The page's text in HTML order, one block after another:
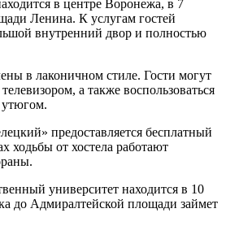
в центре Воронежа, в 7
Ленина. К услугам гостей
внутренний двор и полностью
в лаконичном стиле. Гости могут
а также воспользоваться
предоставляется бесплатный
ходьбы от хостела работают
университет находится в 10
до Адмиралтейской площади займет